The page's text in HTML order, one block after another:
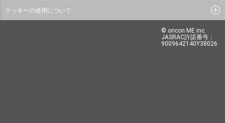
クッキーの使用について
© oricon ME inc.
JASRAC許諾番号：
9009642140Y38026